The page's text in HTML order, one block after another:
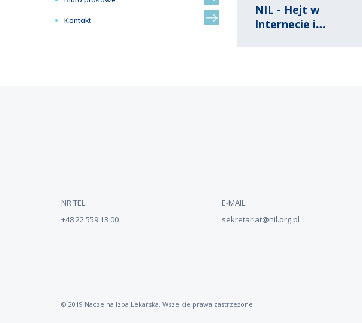
Kontakt
NIL - Hejt w
Internecie i
NR TEL.
+48 22 559 13 00
E-MAIL
sekretariat@nil.org.pl
© 2019 Naczelna Izba Lekarska. Wszelkie prawa zastrzeżone.